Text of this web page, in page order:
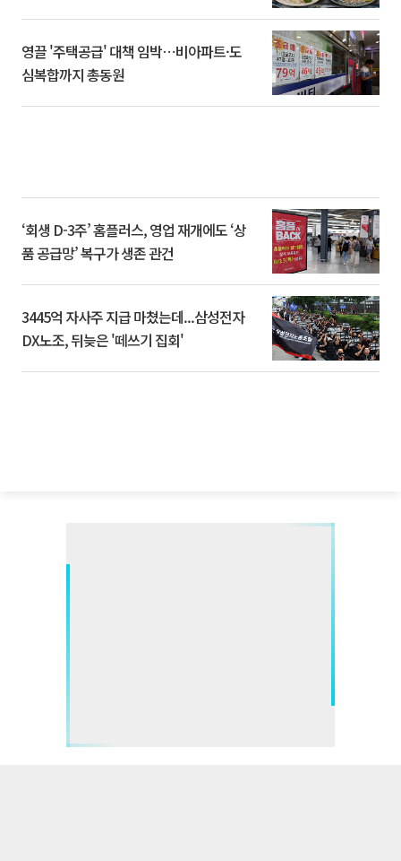
영끌 '주택공급' 대책 임박⋯비아파트·도
심복합까지 총동원
‘회생 D-3주’ 홈플러스, 영업 재개에도 ‘상
품 공급망’ 복구가 생존 관건
3445억 자사주 지급 마쳤는데...삼성전자
DX노조, 뒤늦은 '떼쓰기 집회'